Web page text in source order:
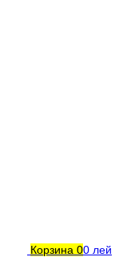
Корзина 00 лей